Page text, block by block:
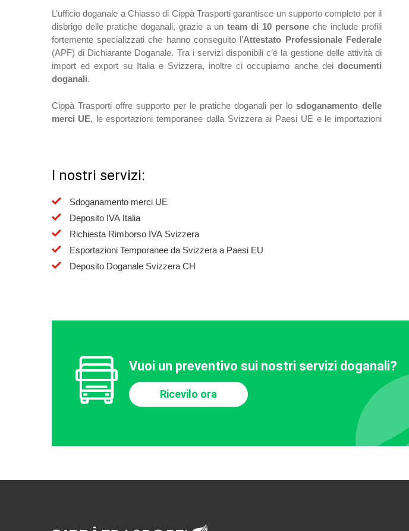
L’ufficio doganale a Chiasso di Cippà Trasporti garantisce un supporto completo per il
disbrigo delle pratiche doganali, grazie a un team di 10 persone che include profili
fortemente specializzati che hanno conseguito l’Attestato Professionale Federale
(APF) di Dichiarante Doganale. Tra i servizi disponibili c’è la gestione delle attività di
import ed export su Italia e Svizzera, inoltre ci occupiamo anche dei documenti
doganali.
Cippà Trasporti offre supporto per le pratiche doganali per lo sdoganamento delle
merci UE, le esportazioni temporanee dalla Svizzera ai Paesi UE e le importazioni
I nostri servizi:
Sdoganamento merci UE
Deposito IVA Italia
Richiesta Rimborso IVA Svizzera
Esportazioni Temporanee da Svizzera a Paesi EU
Deposito Doganale Svizzera CH
Vuoi un preventivo sui nostri servizi doganali?
Ricevilo ora